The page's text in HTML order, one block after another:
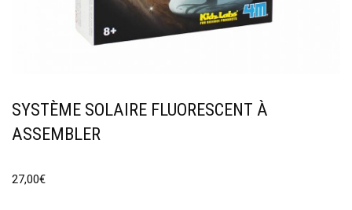
SYSTÈME SOLAIRE FLUORESCENT À
ASSEMBLER
27,00€